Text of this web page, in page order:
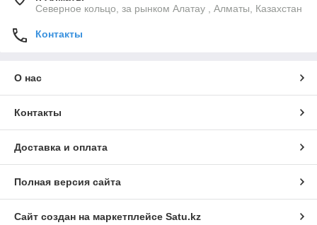
Северное кольцо, за рынком Алатау , Алматы, Казахстан
Контакты
О нас
Контакты
Доставка и оплата
Полная версия сайта
Сайт создан на маркетплейсе Satu.kz